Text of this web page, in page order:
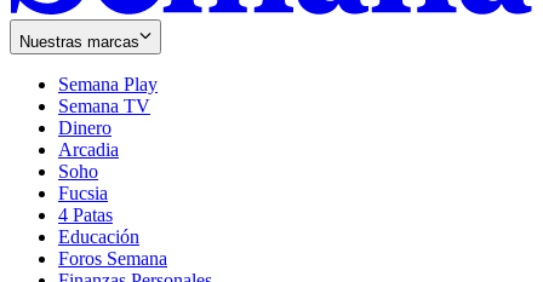
Nuestras marcas
Semana Play
Semana TV
Dinero
Arcadia
Soho
in
new
window
Fucsia
in
new
window
4 Patas
Educación
Foros Semana